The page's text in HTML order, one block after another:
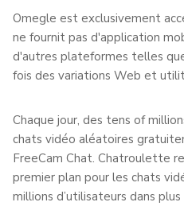
Omegle est exclusivement
ne fournit pas d'application
d'autres plateformes telles
fois des variations Web et
Chaque jour, des tens of
chats vidéo aléatoires
FreeCam Chat. Chatroulette
premier plan pour les chats
millions d’utilisateurs dans